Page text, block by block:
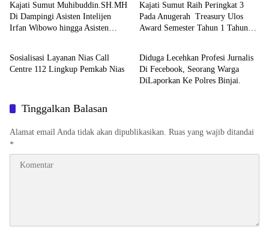
Kajati Sumut Muhibuddin.SH.MH
Di Dampingi Asisten Intelijen
Irfan Wibowo hingga Asisten
Kajati Sumut Raih Peringkat 3
Pada Anugerah Treasury Ulos
Award Semester Tahun 1 Tahun
Berita
Sosialisasi Layanan Nias Call
Centre 112 Lingkup Pemkab Nias
Berita
Diduga Lecehkan Profesi Jurnalis
Di Fecebook, Seorang Warga
DiLaporkan Ke Polres Binjai.
Tinggalkan Balasan
Alamat email Anda tidak akan dipublikasikan. Ruas yang wajib ditandai
*